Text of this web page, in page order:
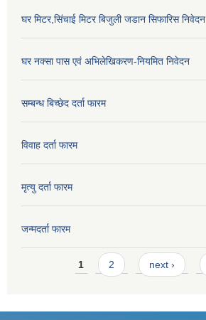
घर मिटर,सिंचाई मिटर बिजुली जडान सिफारिस निवेदन
घर नक्सा पास एवं अभिलेखिकरण-नियमित निवेदन
सम्बन्ध बिच्छेद दर्ता फारम
विवाह दर्ता फारम
मृत्यु दर्ता फारम
जन्मदर्ता फारम
Pages1 2 next ›